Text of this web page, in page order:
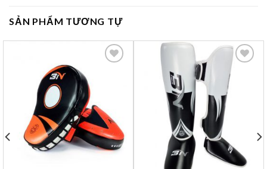
SẢN PHẨM TƯƠNG TỰ